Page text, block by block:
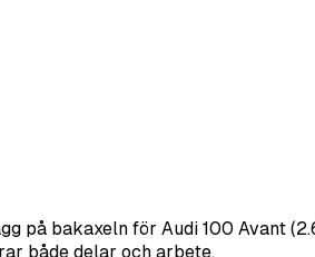
på bakaxeln för Audi 100 Avant
både delar och arbete.